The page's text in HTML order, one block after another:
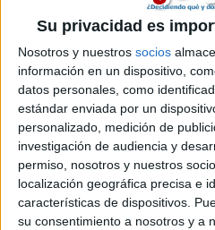
Su privacidad es
Nosotros y nuestros socios
información en un dispositivo,
datos personales, como
estándar enviada por un
personalizado, medición de
investigación de audiencia y
permiso, nosotros y nuestros
localización geográfica precisa e
características de dispositivos.
su consentimiento a nosotros y a
Gracias por
avisos de
en
Si usas gmail pincha aquí
nuestras
Nos encantaría también que
la comunidad de